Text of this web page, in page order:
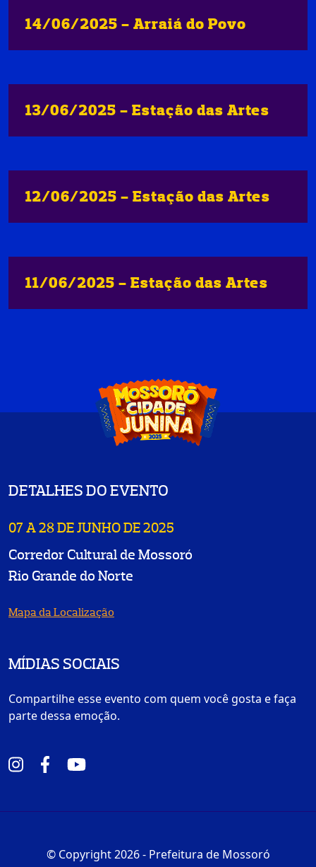
14/06/2025 - Arraiá do Povo
13/06/2025 - Estação das Artes
12/06/2025 - Estação das Artes
11/06/2025 - Estação das Artes
DETALHES DO EVENTO
07 A 28 DE JUNHO DE 2025
Corredor Cultural de Mossoró
Rio Grande do Norte
Mapa da Localização
MÍDIAS SOCIAIS
Compartilhe esse evento com quem você gosta e faça
parte dessa emoção.
© Copyright 2026 - Prefeitura de Mossoró